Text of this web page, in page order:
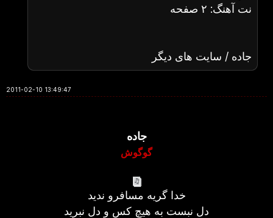
نت آهنگ: ۲ صفحه
جاده / سایت های دیگر
2011-02-10 13:49:47
جاده
گوگوش
خدا گریه مسافرو ندید
دل نبست به هیچ کس و دل نبرید